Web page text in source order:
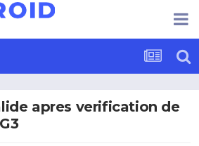
apres verification de